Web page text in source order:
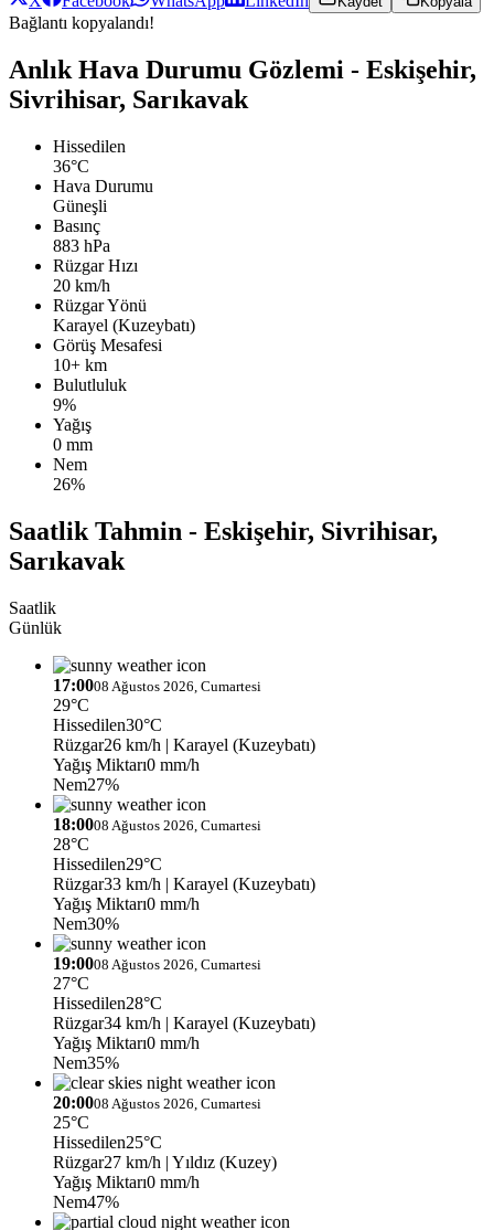
Bağlantı kopyalandı!
Anlık Hava Durumu Gözlemi - Eskişehir,
Sivrihisar, Sarıkavak
Hissedilen
36°C
Hava Durumu
Güneşli
Basınç
883 hPa
Rüzgar Hızı
20 km/h
Rüzgar Yönü
Karayel (Kuzeybatı)
Görüş Mesafesi
10+ km
Bulutluluk
9%
Yağış
0 mm
Nem
26%
Saatlik Tahmin - Eskişehir, Sivrihisar,
Sarıkavak
Saatlik
Günlük
17:0008 Ağustos 2026, Cumartesi
29°C
Hissedilen30°C
Rüzgar26 km/h | Karayel (Kuzeybatı)
Yağış Miktarı0 mm/h
Nem27%
18:0008 Ağustos 2026, Cumartesi
28°C
Hissedilen29°C
Rüzgar33 km/h | Karayel (Kuzeybatı)
Yağış Miktarı0 mm/h
Nem30%
19:0008 Ağustos 2026, Cumartesi
27°C
Hissedilen28°C
Rüzgar34 km/h | Karayel (Kuzeybatı)
Yağış Miktarı0 mm/h
Nem35%
20:0008 Ağustos 2026, Cumartesi
25°C
Hissedilen25°C
Rüzgar27 km/h | Yıldız (Kuzey)
Yağış Miktarı0 mm/h
Nem47%